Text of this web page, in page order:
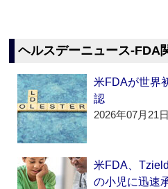
ヘルスデーニュース‐FDA
米FDAが世界
認
2026年07月21
米FDA、
の小児に迅速